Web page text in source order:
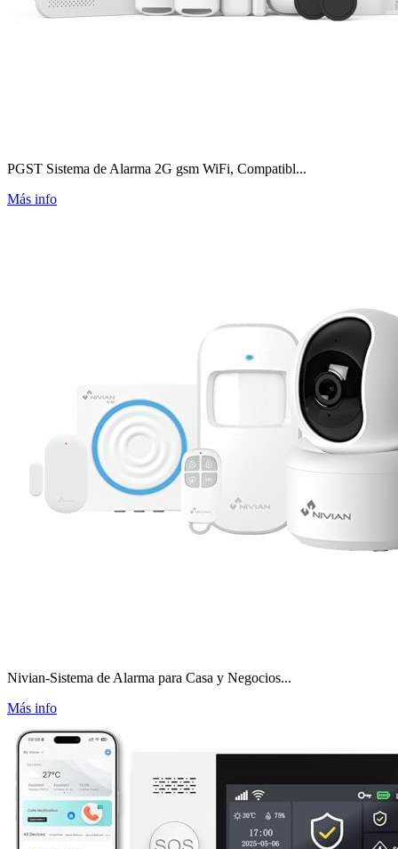
PGST Sistema de Alarma 2G gsm WiFi, Compatibl...
Más info
Nivian-Sistema de Alarma para Casa y Negocios...
Más info